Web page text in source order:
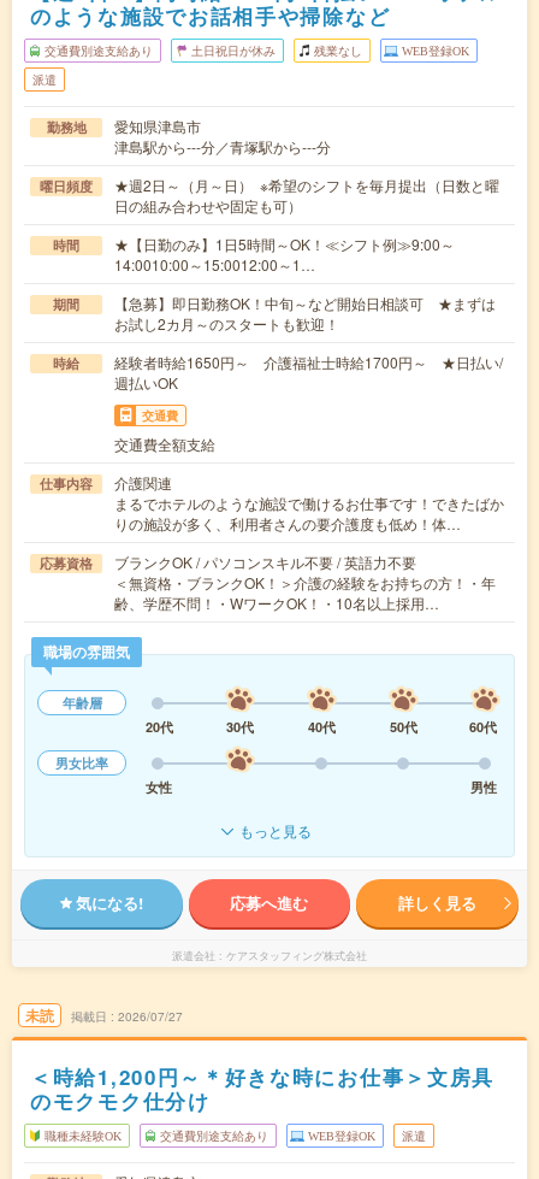
のような施設でお話相手や掃除など
交通費別途支給あり 土日祝日が休み 残業なし WEB登録OK
派遣
勤務地
愛知県津島市
津島駅から---分／青塚駅から---分
曜日頻度
★週2日～（月～日） ※希望のシフトを毎月提出（日数と曜
日の組み合わせや固定も可）
時間
★【日勤のみ】1日5時間～OK！≪シフト例≫9:00～
14:0010:00～15:0012:00～1…
期間
【急募】即日勤務OK！中旬～など開始日相談可 ★まずは
お試し2カ月～のスタートも歓迎！
時給
経験者時給1650円～ 介護福祉士時給1700円～ ★日払い/
週払いOK
交通費
交通費全額支給
仕事内容
介護関連
まるでホテルのような施設で働けるお仕事です！できたばか
りの施設が多く、利用者さんの要介護度も低め！体…
応募資格
ブランクOK / パソコンスキル不要 / 英語力不要
＜無資格・ブランクOK！＞介護の経験をお持ちの方！・年
齢、学歴不問！・WワークOK！・10名以上採用…
職場の雰囲気
年齢層
20代
30代 40代 50代
60代
男女比率
女性
男性
もっと見る
気になる! 応募へ進む 詳しく見る
派遣会社 ケアスタッフィング株式会社
未読 掲載日 2026/07/27
＜時給1,200円～＊好きな時にお仕事＞文房具
のモクモク仕分け
職種未経験OK 交通費別途支給あり WEB登録OK 派遣